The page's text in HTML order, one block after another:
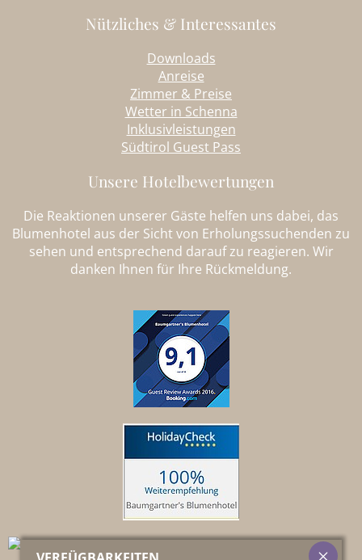
Nützliches & Interessantes
Downloads
Anreise
Zimmer & Preise
Wetter in Schenna
Inklusivleistungen
Südtirol Guest Pass
Unsere Hotelbewertungen
Die Reaktionen unserer Gäste helfen uns dabei, das
Blumenhotel aus der Sicht von Erholungssuchenden zu
sehen und entsprechend darauf zu reagieren. Wir
danken Ihnen für Ihre Rückmeldung.